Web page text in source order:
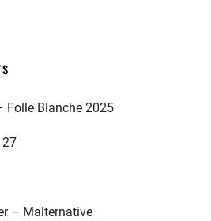
Folle Blanche 2025
27
– Malternative